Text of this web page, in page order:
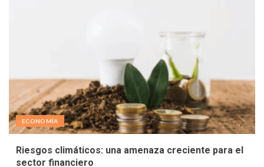
ECONOMÍA
Riesgos climáticos: una amenaza creciente para el
sector financiero